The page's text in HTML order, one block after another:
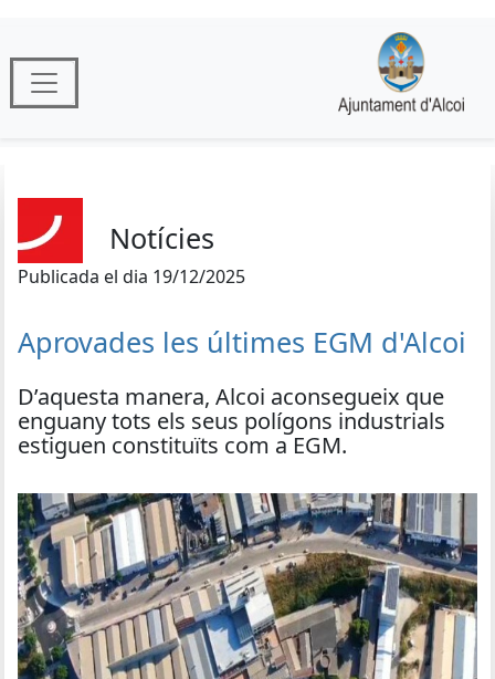
Notícies
Publicada el dia 19/12/2025
Aprovades les últimes EGM d'Alcoi
D’aquesta manera, Alcoi aconsegueix que
enguany tots els seus polígons industrials
estiguen constituïts com a EGM.